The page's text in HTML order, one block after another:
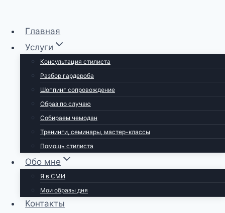
содержимому
Главная
Услуги
Консультация стилиста
Разбор гардероба
Шоппинг сопровождение
Образ по случаю
Собираем чемодан
Тренинги, семинары, мастер-классы
Помощь стилиста
Обо мне
Я в СМИ
Мои образы дня
Контакты